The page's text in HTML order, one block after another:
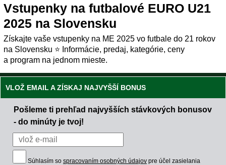
Vstupenky na futbalové EURO U21
2025 na Slovensku
Získajte vaše vstupenky na ME 2025 vo futbale do 21 rokov
na Slovensku ⭐ Informácie, predaj, kategórie, ceny
a program na jednom mieste.
VLOŽ EMAIL A ZÍSKAJ NAJVYŠŠÍ BONUS
Pošleme ti prehľad najvyšších stávkových bonusov
- do minúty je tvoj!
Súhlasím so spracovaním osobných údajov pre účel zasielania